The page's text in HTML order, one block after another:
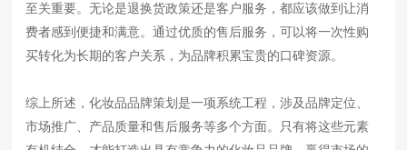
至关重要。无论是退换货政策还是客户服务，都应该做到让消
费者感到便捷和满意。通过优质的售后服务，可以将一次性购
买转化为长期的客户关系，为品牌积累宝贵的口碑资源。
综上所述，化妆品品牌策划是一项系统工程，涉及品牌定位、
市场推广、产品质量和售后服务等多个方面。只有将这些元素